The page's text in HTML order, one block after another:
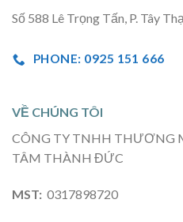
Số 588 Lê Trọng Tấn, P. Tây
PHONE: 0925 151 666
VỀ CHÚNG TÔI
CÔNG TY TNHH THƯƠNG
TÂM THÀNH ĐỨC
MST: 0317898720